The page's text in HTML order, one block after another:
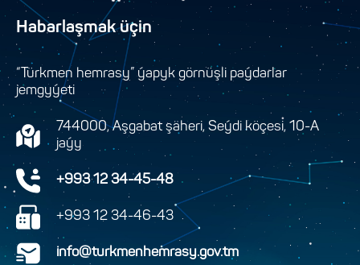
Habarlaşmak üçin
“Türkmen hemrasy” ýapyk görnüşli paýdarlar
jemgyýeti
744000, Aşgabat şäheri, Seýdi köçesi, 10-A
jaýy
+993 12 34-45-48
+993 12 34-46-43
info@turkmenhemrasy.gov.tm